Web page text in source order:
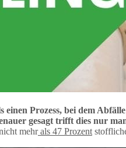
einen Prozess, bei dem
gesagt trifft dies nur
mehrals 47 Prozent